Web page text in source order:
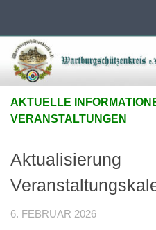
AKTUELLE
VERANSTALTUNGEN
Aktualisierung
6. FEBRUAR 2026